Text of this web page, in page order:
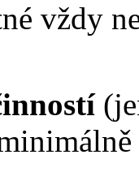
vždy